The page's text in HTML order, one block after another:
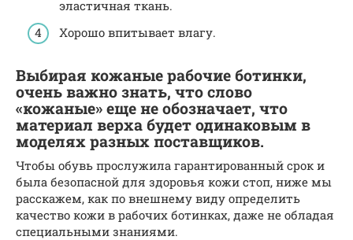
эластичная ткань.
Хорошо впитывает влагу.
Выбирая кожаные рабочие ботинки,
очень важно знать, что слово
«кожаные» еще не обозначает, что
материал верха будет одинаковым в
моделях разных поставщиков.
Чтобы обувь прослужила гарантированный срок и
была безопасной для здоровья кожи стоп, ниже мы
расскажем, как по внешнему виду определить
качество кожи в рабочих ботинках, даже не обладая
специальными знаниями.